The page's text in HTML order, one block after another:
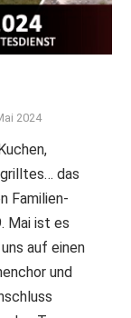
2024
das
Familien-
Mai ist es
auf einen
und